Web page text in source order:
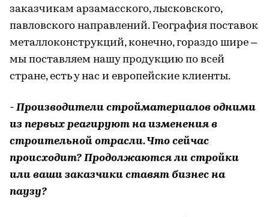
заказчикам арзамасского, лысковского,
павловского направлений. География поставок
металлоконструкций, конечно, гораздо шире –
мы поставляем нашу продукцию по всей
стране, есть у нас и европейские клиенты.
- Производители стройматериалов одними
из первых реагируют на изменения в
строительной отрасли. Что сейчас
происходит? Продолжаются ли стройки
или ваши заказчики ставят бизнес на
паузу?